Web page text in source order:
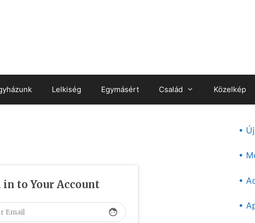
Lelkiség Egymásért Család Közelkép
in to Your Account
face
•
•
•
•